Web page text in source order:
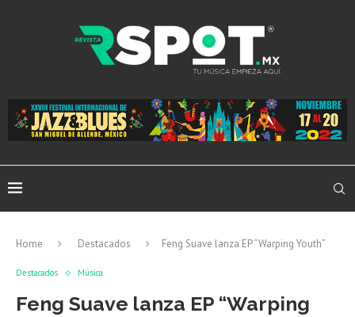
Home Destacados Feng Suave lanza EP “Warping Youth”
Destacados Música
Feng Suave lanza EP “Warping